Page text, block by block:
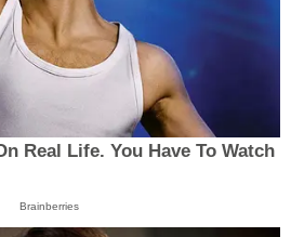
Real Life. You Have To Watch
Brainberries